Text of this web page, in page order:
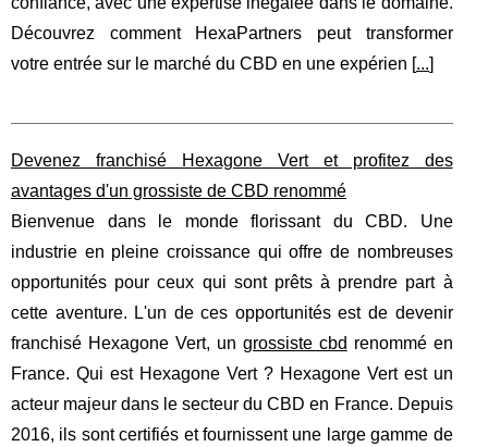
Découvrez comment HexaPartners peut transformer
votre entrée sur le marché du CBD en une expérien [...]
Devenez franchisé Hexagone Vert et profitez des
avantages d'un grossiste de CBD renommé
Bienvenue dans le monde florissant du CBD. Une
industrie en pleine croissance qui offre de nombreuses
opportunités pour ceux qui sont prêts à prendre part à
cette aventure. L'un de ces opportunités est de devenir
franchisé Hexagone Vert, un grossiste cbd renommé en
France. Qui est Hexagone Vert ? Hexagone Vert est un
acteur majeur dans le secteur du CBD en France. Depuis
2016, ils sont certifiés et fournissent une large gamme de